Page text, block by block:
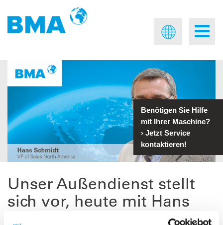
Unser Außendienst stellt
sich vor, heute mit Hans
Schmidt
Benötigen Sie Hilfe
mit Ihrer Maschine?
› Jetzt Service
kontaktieren!